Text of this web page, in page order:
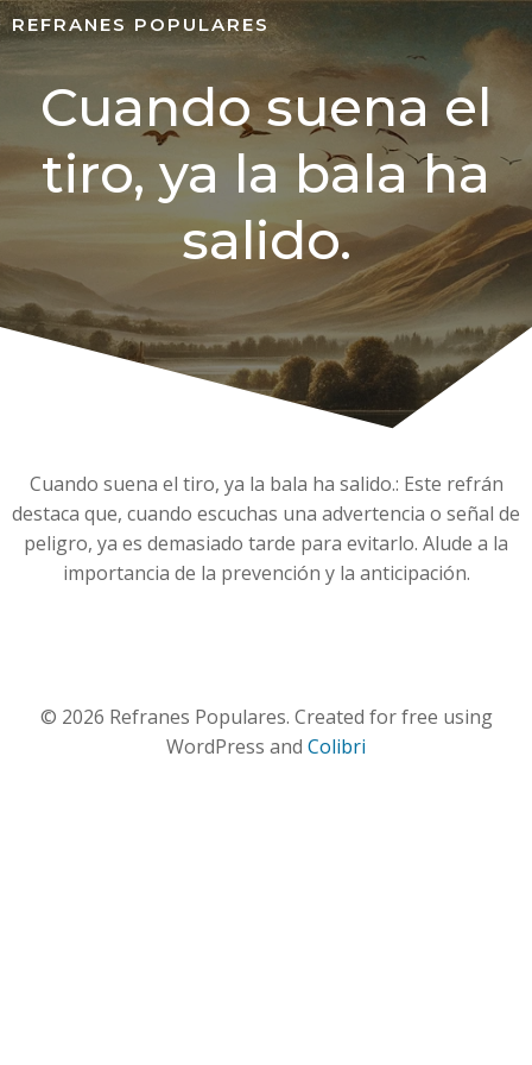
REFRANES POPULARES
Cuando suena el
tiro, ya la bala ha
salido.
Cuando suena el tiro, ya la bala ha salido.: Este refrán
destaca que, cuando escuchas una advertencia o señal de
peligro, ya es demasiado tarde para evitarlo. Alude a la
importancia de la prevención y la anticipación.
© 2026 Refranes Populares. Created for free using
WordPress and Colibri